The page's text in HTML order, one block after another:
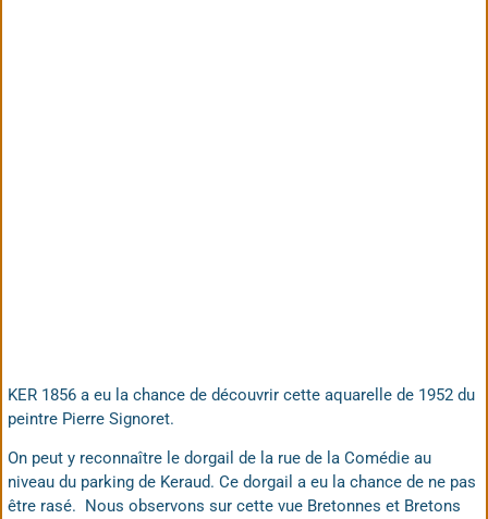
KER 1856 a eu la chance de découvrir cette aquarelle de 1952 du
peintre Pierre Signoret.
On peut y reconnaître le dorgail de la rue de la Comédie au
niveau du parking de Keraud. Ce dorgail a eu la chance de ne pas
être rasé. Nous observons sur cette vue Bretonnes et Bretons